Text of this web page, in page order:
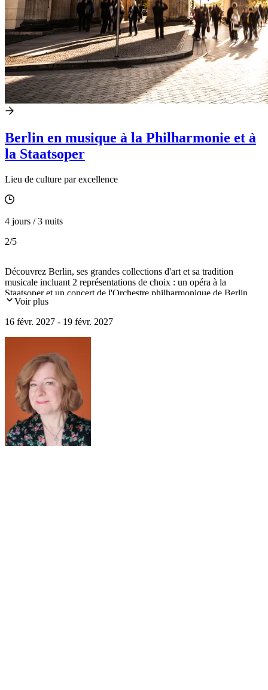
Berlin en musique à la Philharmonie et à
la Staatsoper
Lieu de culture par excellence
4 jours / 3 nuits
2/5
Découvrez Berlin, ses grandes collections d'art et sa tradition
musicale incluant 2 représentations de choix : un opéra à la
Staatsoper et un concert de l'Orchestre philharmonique de Berlin.
Avec les palais royaux baroques et roccocos de la dynastie des
à Potsdam.
Voir plus
16 févr. 2027 - 19 févr. 2027